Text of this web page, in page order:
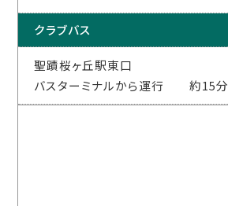
クラブバス
聖蹟桜ヶ丘駅東口
バスターミナルから運行 約15分